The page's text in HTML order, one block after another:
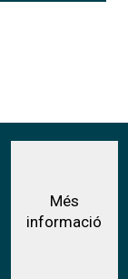
Més
informació